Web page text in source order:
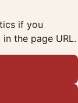
if you
the page URL.